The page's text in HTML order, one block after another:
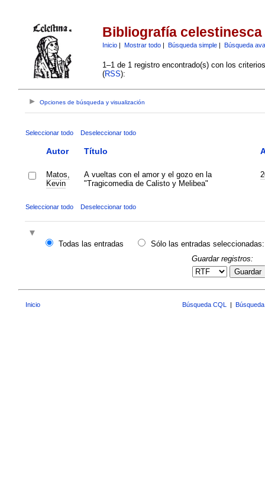
Bibliografía celestinesca
Inicio| Mostrar todo| Búsqueda simple| Búsqueda
1–1 de 1 registro encontrado(s) con los
(RSS):
Opciones de búsqueda y visualización
Seleccionar todo Deseleccionar todo
Autor Título
Matos,
Kevin
A vueltas con el amor y el gozo en la
"Tragicomedia de Calisto y Melibea"
Seleccionar todo Deseleccionar todo
Todas las entradas
Sólo las entradas seleccionadas:
Guardar registros:
Guardar
Inicio Búsqueda CQL